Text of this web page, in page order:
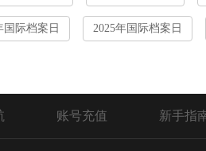
国际档案日 2025年国际档案日
账号充值 新手指